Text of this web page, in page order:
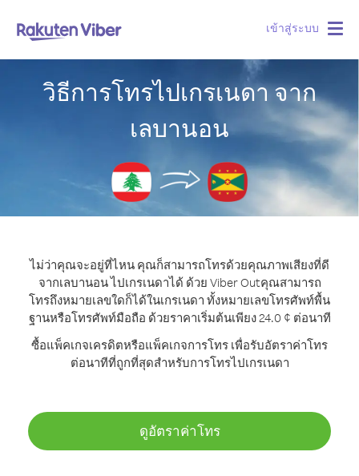
เข้าสู่ระบบ
วิธีการโทรไปเกรเนดา จาก
เลบานอน
ไม่ว่าคุณจะอยู่ที่ไหน คุณก็สามารถโทรด้วยคุณภาพเสียงที่ดี
จากเลบานอน ไปเกรเนดาได้ ด้วย Viber Outคุณสามารถ
โทรถึงหมายเลขใดก็ได้ในเกรเนดา ทั้งหมายเลขโทรศัพท์พื้น
ฐานหรือโทรศัพท์มือถือ ด้วยราคาเริ่มต้นเพียง 24.0 ¢ ต่อนาที
ซื้อแพ็คเกจเครดิตหรือแพ็คเกจการโทร เพื่อรับอัตราค่าโทร
ต่อนาทีที่ถูกที่สุดสำหรับการโทรไปเกรเนดา
ดูอัตราค่าโทร